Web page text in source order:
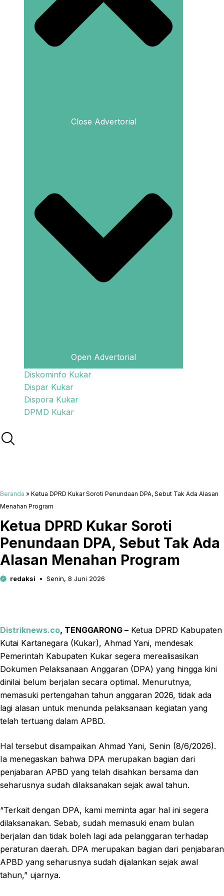
Close Advertorial
Open Advertorial
Diskominfo Kukar
Dispar Kukar
Dispora Kukar
DPMD Kukar
Beranda » Ketua DPRD Kukar Soroti Penundaan DPA, Sebut Tak Ada Alasan
Menahan Program
Ketua DPRD Kukar Soroti
Penundaan DPA, Sebut Tak Ada
Alasan Menahan Program
redaksi Senin, 8 Juni 2026
Distriknews.co, TENGGARONG – Ketua DPRD Kabupaten
Kutai Kartanegara (Kukar), Ahmad Yani, mendesak
Pemerintah Kabupaten Kukar segera merealisasikan
Dokumen Pelaksanaan Anggaran (DPA) yang hingga kini
dinilai belum berjalan secara optimal. Menurutnya,
memasuki pertengahan tahun anggaran 2026, tidak ada
lagi alasan untuk menunda pelaksanaan kegiatan yang
telah tertuang dalam APBD.
Hal tersebut disampaikan Ahmad Yani, Senin (8/6/2026).
Ia menegaskan bahwa DPA merupakan bagian dari
penjabaran APBD yang telah disahkan bersama dan
seharusnya sudah dilaksanakan sejak awal tahun.
“Terkait dengan DPA, kami meminta agar hal ini segera
dilaksanakan. Sebab, sudah memasuki enam bulan
berjalan dan tidak boleh lagi ada pelanggaran terhadap
peraturan daerah. DPA merupakan bagian dari penjabaran
APBD yang seharusnya sudah dijalankan sejak awal
tahun,” ujarnya.